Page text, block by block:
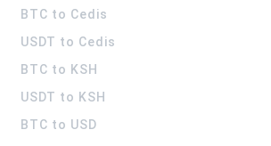
BTC to Cedis
USDT to Cedis
BTC to KSH
USDT to KSH
BTC to USD